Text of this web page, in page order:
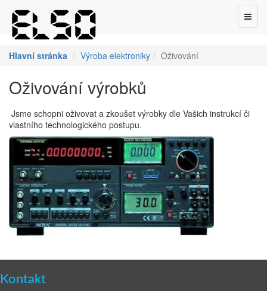
Hlavní stránka Výroba elektroniky Oživování
Oživování výrobků
Jsme schopni oživovat a zkoušet výrobky dle Vašich instrukcí či
vlastního technologického postupu.
Kontakt